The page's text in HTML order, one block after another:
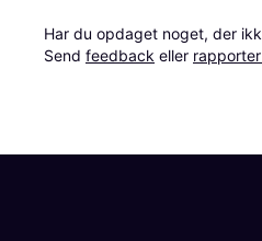
Har du opdaget noget, der
Send feedback eller